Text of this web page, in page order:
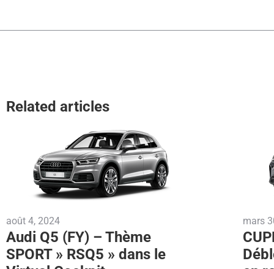
Related articles
août 4, 2024
Audi Q5 (FY) – Thème
SPORT » RSQ5 » dans le
mars